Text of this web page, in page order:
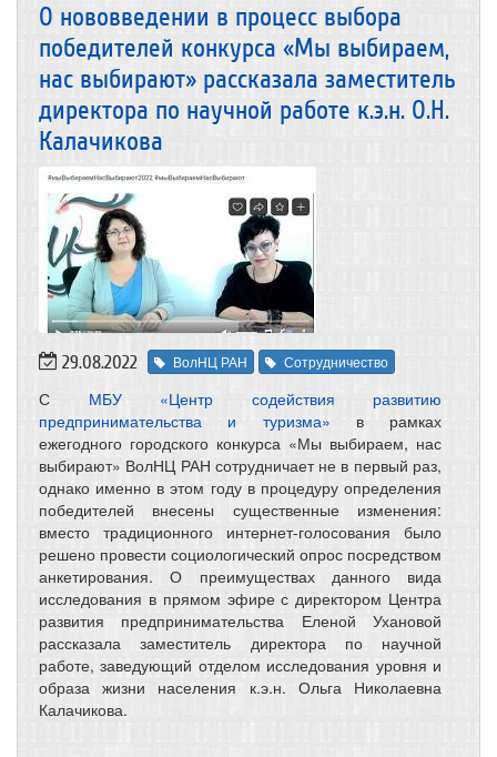
О нововведении в процесс выбора
победителей конкурса «Мы выбираем,
нас выбирают» рассказала заместитель
директора по научной работе к.э.н. О.Н.
Калачикова
29.08.2022 ВолНЦ РАН Сотрудничество
С МБУ «Центр содействия развитию
предпринимательства и туризма» в рамках
ежегодного городского конкурса «Мы выбираем, нас
выбирают» ВолНЦ РАН сотрудничает не в первый раз,
однако именно в этом году в процедуру определения
победителей внесены существенные изменения:
вместо традиционного интернет-голосования было
решено провести социологический опрос посредством
анкетирования. О преимуществах данного вида
исследования в прямом эфире с директором Центра
развития предпринимательства Еленой Ухановой
рассказала заместитель директора по научной
работе, заведующий отделом исследования уровня и
образа жизни населения к.э.н. Ольга Николаевна
Калачикова.